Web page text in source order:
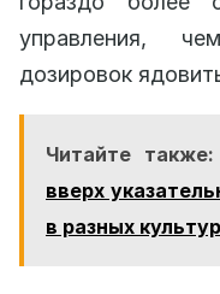
управления,
дозировок
Читайте также:
вверх
в разных